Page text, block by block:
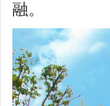
融。